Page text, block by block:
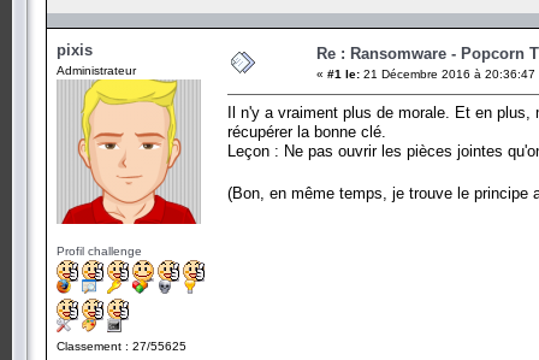
pixis
Administrateur
Profil challenge
Classement : 27/55625
Re : Ransomware - Popcorn
« #1 le: 21 Décembre 2016 à 20:36:47
Il n'y a vraiment plus de morale. Et en
récupérer la bonne clé.
Leçon : Ne pas ouvrir les pièces jointes
(Bon, en même temps, je trouve le